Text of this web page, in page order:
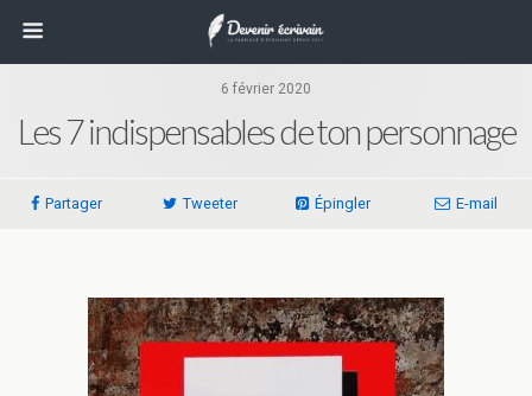
6 février 2020
Les 7 indispensables de ton personnage
Partager Tweeter Épingler E-mail